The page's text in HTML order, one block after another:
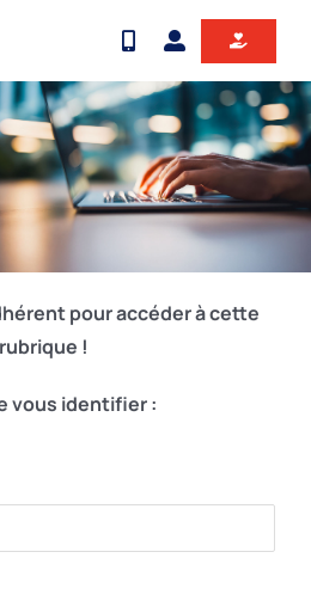
pour accéder à cette
rubrique !
vous identifier :